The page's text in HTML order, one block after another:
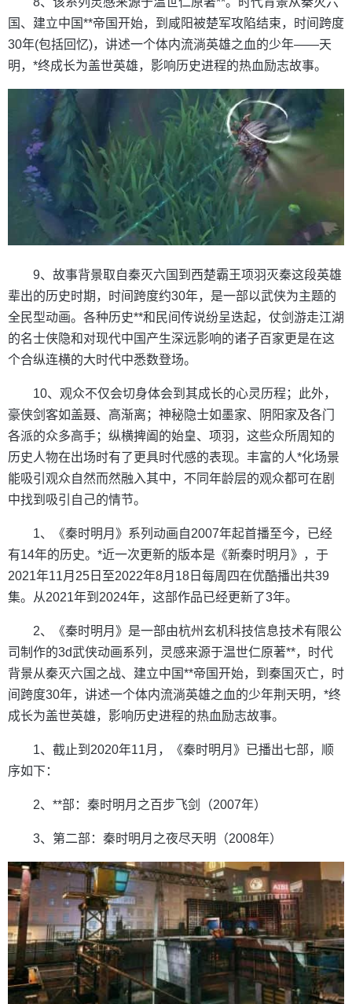
国、建立中国**帝国开始，到咸阳被楚军攻陷结束，时间跨度
30年(包括回忆)，讲述一个体内流淌英雄之血的少年——天
明，*终成长为盖世英雄，影响历史进程的热血励志故事。
9、故事背景取自秦灭六国到西楚霸王项羽灭秦这段英雄
辈出的历史时期，时间跨度约30年，是一部以武侠为主题的
全民型动画。各种历史**和民间传说纷呈迭起，仗剑游走江湖
的名士侠隐和对现代中国产生深远影响的诸子百家更是在这
个合纵连横的大时代中悉数登场。
10、观众不仅会切身体会到其成长的心灵历程；此外，
豪侠剑客如盖聂、高渐离；神秘隐士如墨家、阴阳家及各门
各派的众多高手；纵横捭阖的始皇、项羽，这些众所周知的
历史人物在出场时有了更具时代感的表现。丰富的人*化场景
能吸引观众自然而然融入其中，不同年龄层的观众都可在剧
中找到吸引自己的情节。
1、《秦时明月》系列动画自2007年起首播至今，已经
有14年的历史。*近一次更新的版本是《新秦时明月》，于
2021年11月25日至2022年8月18日每周四在优酷播出共39
集。从2021年到2024年，这部作品已经更新了3年。
2、《秦时明月》是一部由杭州玄机科技信息技术有限公
司制作的3d武侠动画系列，灵感来源于温世仁原著**，时代
背景从秦灭六国之战、建立中国**帝国开始，到秦国灭亡，时
间跨度30年，讲述一个体内流淌英雄之血的少年荆天明，*终
成长为盖世英雄，影响历史进程的热血励志故事。
1、截止到2020年11月，《秦时明月》已播出七部，顺
序如下：
2、**部：秦时明月之百步飞剑（2007年）
3、第二部：秦时明月之夜尽天明（2008年）